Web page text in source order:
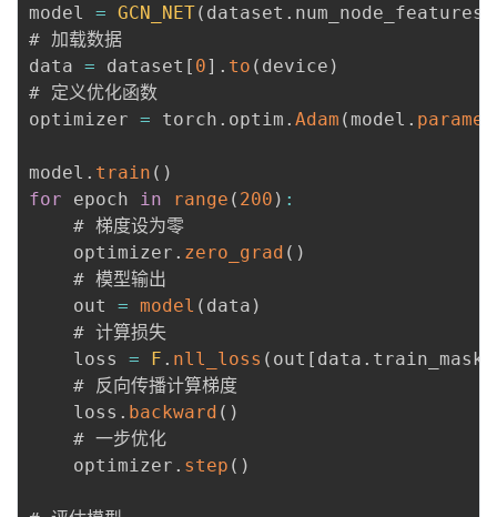
model = GCN_NET( dataset . num_node_features
# 加载数据
data = dataset [ 0] . to ( device )
# 定义优化函数
optimizer = torch . optim . Adam ( model .
model . train ( )
for epoch in range ( 200 ) :
    # 梯度设为零
    optimizer
. zero_grad ( )
    # 模型输出
    out
= model ( data )
    # 计算损失
    loss
= F . nll_loss ( out [ data . train_mask
    # 反向传播计算梯度
    loss
. backward ( )
    # 一步优化
    optimizer
. step ( )